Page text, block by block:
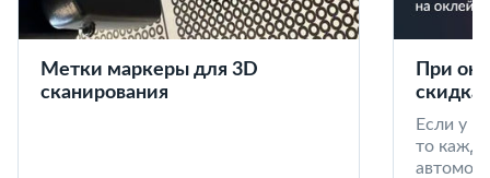
Метки маркеры для 3D
сканирования
При
скидка
Если у
то